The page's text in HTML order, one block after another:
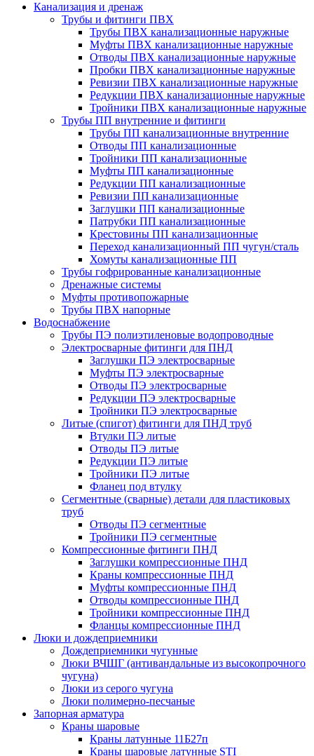
Канализация и дренаж
Трубы и фитинги ПВХ
Трубы ПВХ канализационные наружные
Муфты ПВХ канализационные наружные
Отводы ПВХ канализационные наружные
Пробки ПВХ канализационные наружные
Ревизии ПВХ канализационные наружные
Редукции ПВХ канализационные наружные
Тройники ПВХ канализационные наружные
Трубы ПП внутренние и фитинги
Трубы ПП канализационные внутренние
Отводы ПП канализационные
Тройники ПП канализационные
Муфты ПП канализационные
Редукции ПП канализационные
Ревизии ПП канализационные
Заглушки ПП канализационные
Патрубки ПП канализационные
Крестовины ПП канализационные
Переход канализационный ПП чугун/сталь
Хомуты канализационные ПП
Трубы гофрированные канализационные
Дренажные системы
Муфты противопожарные
Трубы ПВХ напорные
Водоснабжение
Трубы ПЭ полиэтиленовые водопроводные
Электросварные фитинги для ПНД
Заглушки ПЭ электросварные
Муфты ПЭ электросварные
Отводы ПЭ электросварные
Редукции ПЭ электросварные
Тройники ПЭ электросварные
Литые (спигот) фитинги для ПНД труб
Втулки ПЭ литые
Отводы ПЭ литые
Редукции ПЭ литые
Тройники ПЭ литые
Фланец под втулку
Сегментные (сварные) детали для пластиковых
труб
Отводы ПЭ сегментные
Тройники ПЭ сегментные
Компрессионные фитинги ПНД
Заглушки компрессионные ПНД
Краны компрессионные ПНД
Муфты компрессионные ПНД
Отводы компрессионные ПНД
Тройники компрессионные ПНД
Фланцы компрессионные ПНД
Люки и дождеприемники
Дождеприемники чугунные
Люки ВЧШГ (антивандальные из высокопрочного
чугуна)
Люки из серого чугуна
Люки полимерно-песчаные
Запорная арматура
Краны шаровые
Краны латунные 11Б27п
Краны шаровые латунные STI